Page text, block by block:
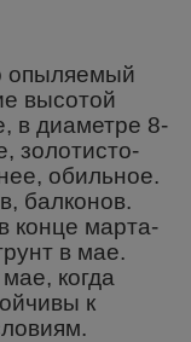
опыляемый
высотой
в диаметре 8-
золотисто-
обильное.
балконов.
конце марта-
в мае.
когда
к